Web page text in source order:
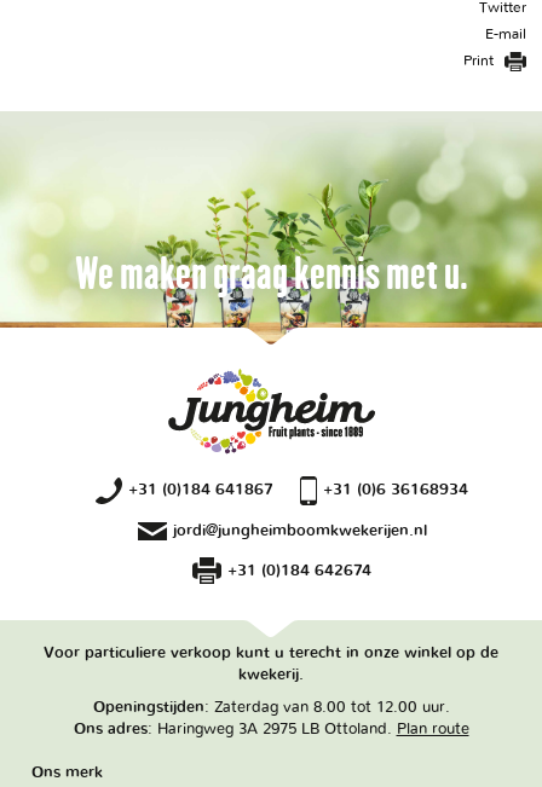
Twitter
E-mail
Print
We maken graag kennis met u.
+31 (0)184 641867 +31 (0)6 36168934
jordi@jungheimboomkwekerijen.nl
+31 (0)184 642674
Voor particuliere verkoop kunt u terecht in onze winkel op de
kwekerij.
Openingstijden: Zaterdag van 8.00 tot 12.00 uur.
Ons adres: Haringweg 3A 2975 LB Ottoland. Plan route
Ons merk